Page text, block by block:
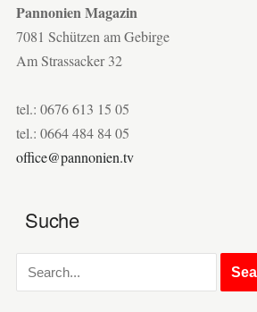
Pannonien Magazin
7081 Schützen am Gebirge
Am Strassacker 32
tel.: 0676 613 15 05
tel.: 0664 484 84 05
office@pannonien.tv
Suche